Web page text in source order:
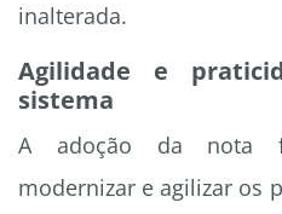
inalterada.
Agilidade e
sistema
A adoção da nota
modernizar e agilizar os